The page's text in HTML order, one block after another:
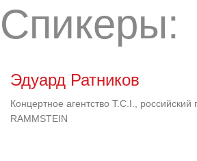
Спикеры:
Эдуард Ратников
Концертное агентство T.C.I., российский
RAMMSTEIN